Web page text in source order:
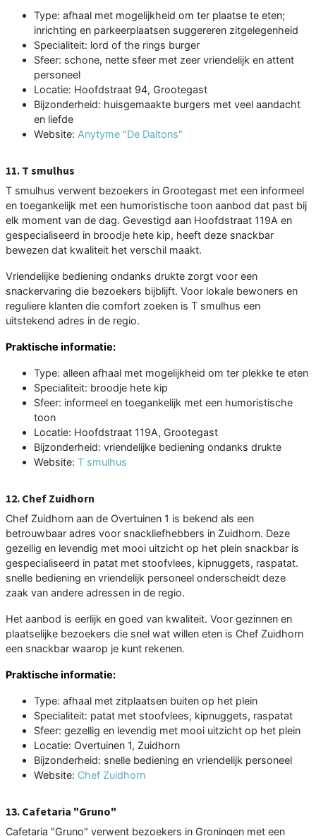
Type: afhaal met mogelijkheid om ter plaatse te eten;
inrichting en parkeerplaatsen suggereren zitgelegenheid
Specialiteit: lord of the rings burger
Sfeer: schone, nette sfeer met zeer vriendelijk en attent
personeel
Locatie: Hoofdstraat 94, Grootegast
Bijzonderheid: huisgemaakte burgers met veel aandacht
en liefde
Website: Anytyme "De Daltons"
11. T smulhus
T smulhus verwent bezoekers in Grootegast met een informeel
en toegankelijk met een humoristische toon aanbod dat past bij
elk moment van de dag. Gevestigd aan Hoofdstraat 119A en
gespecialiseerd in broodje hete kip, heeft deze snackbar
bewezen dat kwaliteit het verschil maakt.
Vriendelijke bediening ondanks drukte zorgt voor een
snackervaring die bezoekers bijblijft. Voor lokale bewoners en
reguliere klanten die comfort zoeken is T smulhus een
uitstekend adres in de regio.
Praktische informatie:
Type: alleen afhaal met mogelijkheid om ter plekke te eten
Specialiteit: broodje hete kip
Sfeer: informeel en toegankelijk met een humoristische
toon
Locatie: Hoofdstraat 119A, Grootegast
Bijzonderheid: vriendelijke bediening ondanks drukte
Website: T smulhus
12. Chef Zuidhorn
Chef Zuidhorn aan de Overtuinen 1 is bekend als een
betrouwbaar adres voor snackliefhebbers in Zuidhorn. Deze
gezellig en levendig met mooi uitzicht op het plein snackbar is
gespecialiseerd in patat met stoofvlees, kipnuggets, raspatat.
snelle bediening en vriendelijk personeel onderscheidt deze
zaak van andere adressen in de regio.
Het aanbod is eerlijk en goed van kwaliteit. Voor gezinnen en
plaatselijke bezoekers die snel wat willen eten is Chef Zuidhorn
een snackbar waarop je kunt rekenen.
Praktische informatie:
Type: afhaal met zitplaatsen buiten op het plein
Specialiteit: patat met stoofvlees, kipnuggets, raspatat
Sfeer: gezellig en levendig met mooi uitzicht op het plein
Locatie: Overtuinen 1, Zuidhorn
Bijzonderheid: snelle bediening en vriendelijk personeel
Website: Chef Zuidhorn
13. Cafetaria "Gruno"
Cafetaria "Gruno" verwent bezoekers in Groningen met een